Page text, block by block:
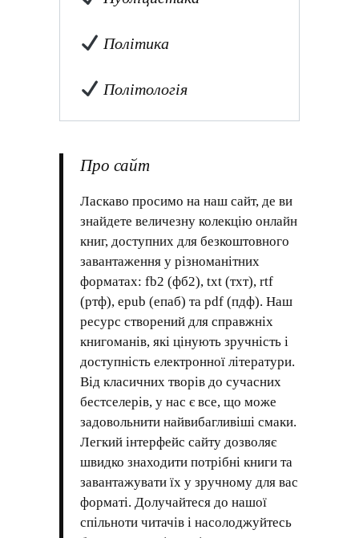
Політика
Політологія
Про сайт
Ласкаво просимо на наш сайт, де ви
знайдете величезну колекцію онлайн
книг, доступних для безкоштовного
завантаження у різноманітних
форматах: fb2 (фб2), txt (тхт), rtf
(ртф), epub (епаб) та pdf (пдф). Наш
ресурс створений для справжніх
книгоманів, які цінують зручність і
доступність електронної літератури.
Від класичних творів до сучасних
бестселерів, у нас є все, що може
задовольнити найвибагливіші смаки.
Легкий інтерфейс сайту дозволяє
швидко знаходити потрібні книги та
завантажувати їх у зручному для вас
форматі. Долучайтеся до нашої
спільноти читачів і насолоджуйтесь